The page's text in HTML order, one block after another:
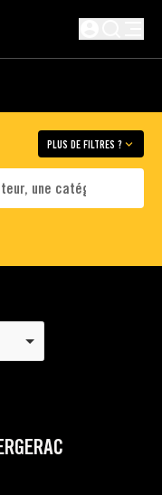
PLUS DE FILTRES ?